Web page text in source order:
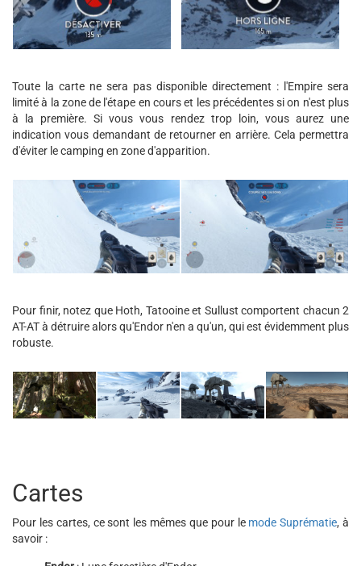
Toute la carte ne sera pas disponible directement : l'Empire sera
limité à la zone de l'étape en cours et les précédentes si on n'est plus
à la première. Si vous vous rendez trop loin, vous aurez une
indication vous demandant de retourner en arrière. Cela permettra
d'éviter le camping en zone d'apparition.
Pour finir, notez que Hoth, Tatooine et Sullust comportent chacun 2
AT-AT à détruire alors qu'Endor n'en a qu'un, qui est évidemment plus
robuste.
Cartes
Pour les cartes, ce sont les mêmes que pour le mode Suprématie, à
savoir :